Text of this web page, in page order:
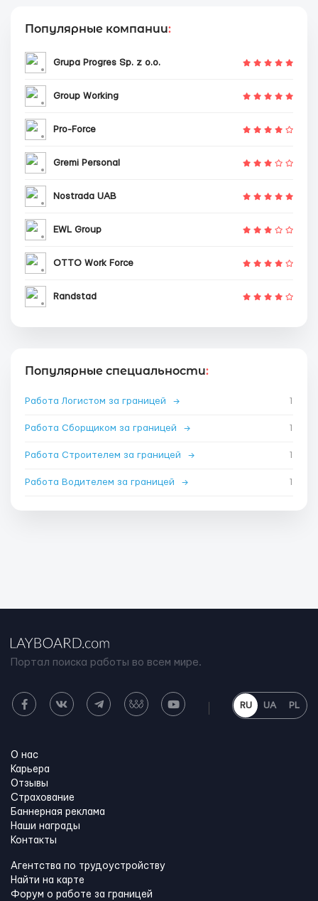
Популярные компании:
Grupa Progres Sp. z o.o.
Group Working
Pro-Force
Gremi Personal
Nostrada UAB
EWL Group
OTTO Work Force
Randstad
Популярные специальности:
Работа Логистом за границей → 1
Работа Сборщиком за границей → 1
Работа Строителем за границей → 1
Работа Водителем за границей → 1
Портал поиска работы во всем мире.
RU UA PL
О нас
Карьера
Отзывы
Страхование
Баннерная реклама
Наши награды
Контакты
Агентства по трудоустройству
Найти на карте
Форум о работе за границей